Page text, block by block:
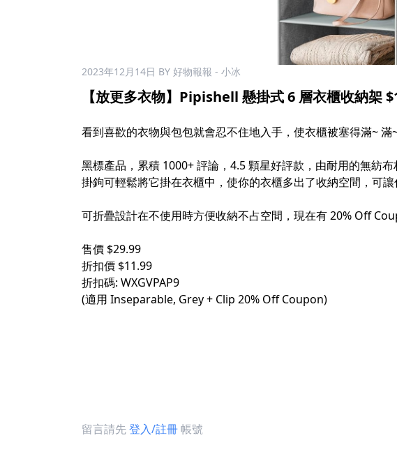
2023年12月14日 BY 好物報報 - 小冰
【放更多衣物】Pipishell 懸掛式 6 層衣櫃收納架
看到喜歡的衣物與包包就會忍不住地入手，使衣櫃被塞得滿~
黑標產品，累積 1000+ 評論，4.5 顆星好評款，由耐用的無紡
掛鉤可輕鬆將它掛在衣櫃中，使你的衣櫃多出了收納空間，可
可折疊設計在不使用時方便收納不占空間，現在有 20% Off
售價 $29.99
折扣價 $11.99
折扣碼: WXGVPAP9
(適用 Inseparable, Grey + Clip 20% Off Coupon)
留言請先登入/註冊帳號